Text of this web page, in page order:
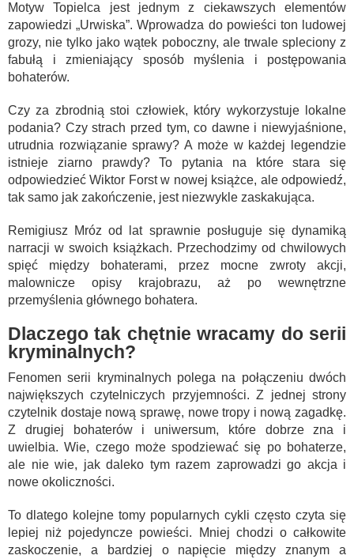
Motyw Topielca jest jednym z ciekawszych elementów
zapowiedzi „Urwiska”. Wprowadza do powieści ton ludowej
grozy, nie tylko jako wątek poboczny, ale trwale spleciony z
fabułą i zmieniający sposób myślenia i postępowania
bohaterów.
Czy za zbrodnią stoi człowiek, który wykorzystuje lokalne
podania? Czy strach przed tym, co dawne i niewyjaśnione,
utrudnia rozwiązanie sprawy? A może w każdej legendzie
istnieje ziarno prawdy? To pytania na które stara się
odpowiedzieć Wiktor Forst w nowej książce, ale odpowiedź,
tak samo jak zakończenie, jest niezwykle zaskakująca.
Remigiusz Mróz od lat sprawnie posługuje się dynamiką
narracji w swoich książkach. Przechodzimy od chwilowych
spięć między bohaterami, przez mocne zwroty akcji,
malownicze opisy krajobrazu, aż po wewnętrzne
przemyślenia głównego bohatera.
Dlaczego tak chętnie wracamy do serii
kryminalnych?
Fenomen serii kryminalnych polega na połączeniu dwóch
największych czytelniczych przyjemności. Z jednej strony
czytelnik dostaje nową sprawę, nowe tropy i nową zagadkę.
Z drugiej bohaterów i uniwersum, które dobrze zna i
uwielbia. Wie, czego może spodziewać się po bohaterze,
ale nie wie, jak daleko tym razem zaprowadzi go akcja i
nowe okoliczności.
To dlatego kolejne tomy popularnych cykli często czyta się
lepiej niż pojedyncze powieści. Mniej chodzi o całkowite
zaskoczenie, a bardziej o napięcie między znanym a